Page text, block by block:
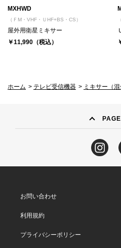
MXHWD
（ＦM・VHF・ＵHF+BS・CS）
屋外用衛星ミキサー
￥11,990（税込）
ホーム > テレビ受信機器 > ミキサー（混
お問い合わせ
利用規約
プライバシーポリシー